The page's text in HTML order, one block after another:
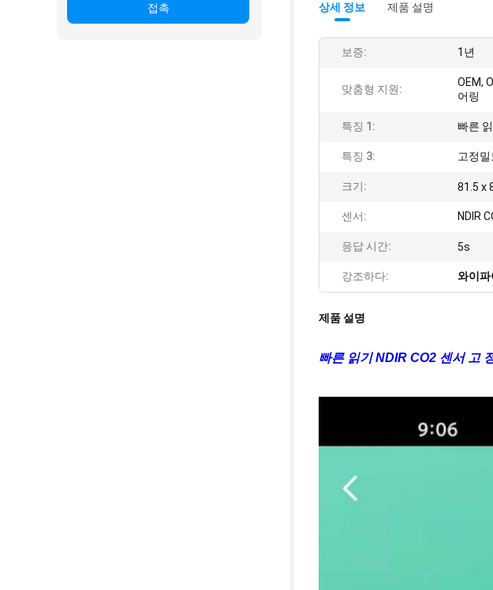
접촉 상세 정보 제품 설명
보증: 1년
맞춤형 지원:
OEM,
어링
특징 1: 빠른
특징 3: 고정밀
크기: 81.5 x
센서: NDIR
응답 시간: 5s
강조하다: 와이파
제품 설명
빠른 읽기 NDIR CO2 센서 고